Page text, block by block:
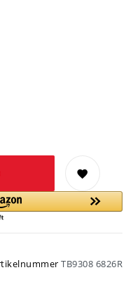
TB9308 6826R